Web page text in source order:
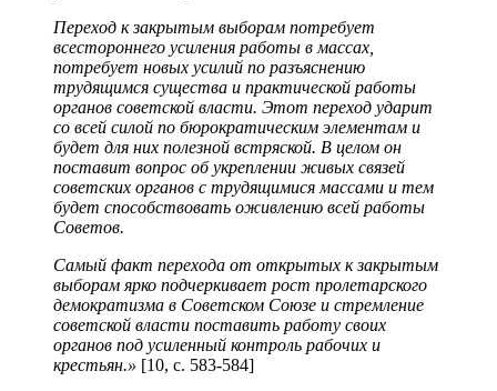
Переход к закрытым выборам потребует
всестороннего усиления работы в массах,
потребует новых усилий по разъяснению
трудящимся существа и практической работы
органов советской власти. Этот переход ударит
со всей силой по бюрократическим элементам и
будет для них полезной встряской. В целом он
поставит вопрос об укреплении живых связей
советских органов с трудящимися массами и тем
будет способствовать оживлению всей работы
Советов.
Самый факт перехода от открытых к закрытым
выборам ярко подчеркивает рост пролетарского
демократизма в Советском Союзе и стремление
советской власти поставить работу своих
органов под усиленный контроль рабочих и
крестьян.» [10, с. 583-584]